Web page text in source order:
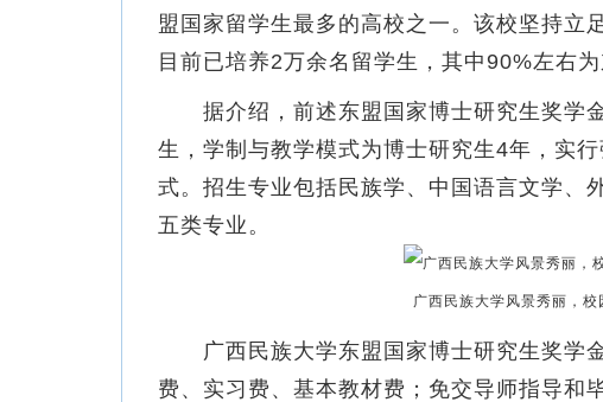
盟国家留学生最多的高校之一。该校坚持立
目前已培养2万余名留学生，其中90%左右为
据介绍，前述东盟国家博士研究生奖学
生，学制与教学模式为博士研究生4年，实
式。招生专业包括民族学、中国语言文学、
五类专业。
广西民族大学风景秀丽，
广西民族大学东盟国家博士研究生奖学
费、实习费、基本教材费；免交导师指导和